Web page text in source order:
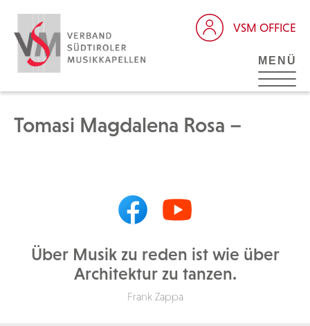
VSM OFFICE
MENÜ
Tomasi Magdalena Rosa –
Über Musik zu reden ist wie über
Architektur zu tanzen.
Frank Zappa